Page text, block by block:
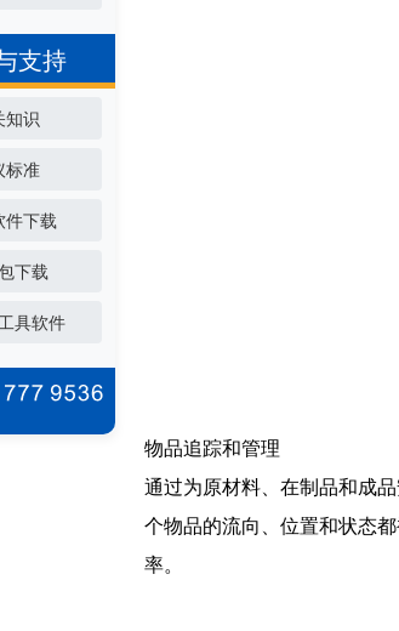
支持
知识
标准
件下载
下载
具软件
物品追踪和管理
通过为原材料、在制品和成
个物品的流向、位置和状态
率。